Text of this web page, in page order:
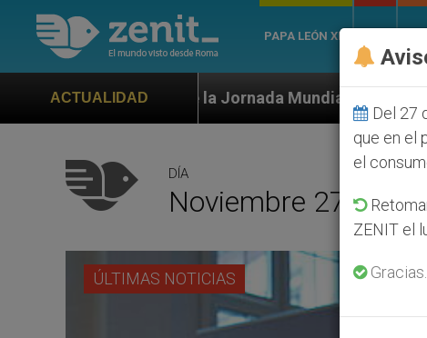
PAPA LEÓN XIV
ACTUALIDAD
Jornada Mundial de la Juventud Seúl 2027
DÍA
Noviembre 27th,
ÚLTIMAS NOTICIAS
Del 27
que en el
el
ZENIT el
Gracias.